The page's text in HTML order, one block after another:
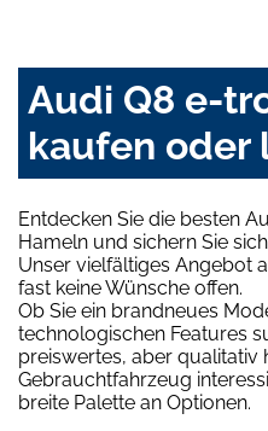
Audi Q8 e-
kaufen oder
Entdecken Sie die besten
Hameln und sichern Sie
Unser vielfältiges Angebot
fast keine Wünsche offen.
Ob Sie ein brandneues
technologischen Features
preiswertes, aber qualitativ
Gebrauchtfahrzeug
breite Palette an Optionen.